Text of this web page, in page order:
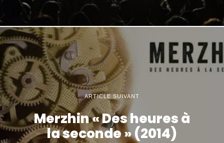
ARTICLE SUIVANT
Merzhin « Des heures à
la seconde » (2014)